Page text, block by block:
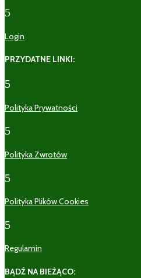
5
Login
PRZYDATNE LINKI:
5
Polityka Prywatności
5
Polityka Zwrotów
5
Polityka Plików Cookies
5
Regulamin
BĄDŹ NA BIEŻĄCO: